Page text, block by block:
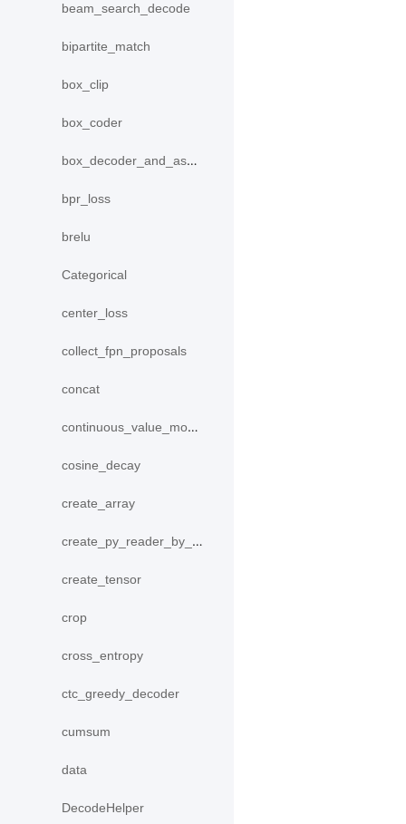
beam_search_decode
bipartite_match
box_clip
box_coder
box_decoder_and_assign
bpr_loss
brelu
Categorical
center_loss
collect_fpn_proposals
concat
continuous_value_model
cosine_decay
create_array
create_py_reader_by_data
create_tensor
crop
cross_entropy
ctc_greedy_decoder
cumsum
data
DecodeHelper